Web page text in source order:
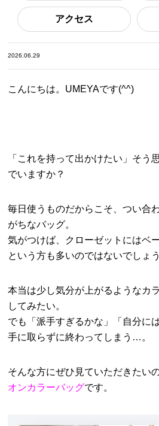
アクセス
2026.06.29
こんにちは。UMEYAです(^^)
「これを持って出かけたい」そう
でいますか？
毎日使うものだからこそ、つい合
がちなバッグ。
気がつけば、クローゼットにはベ
という方も多いのではないでしょう
本当は少し気分が上がるようなカ
してみたい。
でも「派手すぎるかな」「自分に
手に取らずに終わってしまう…。
そんな方にぜひ見ていただきたい
オンカラーバッグです。